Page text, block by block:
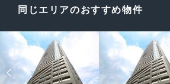
同じエリアのおすすめ物件